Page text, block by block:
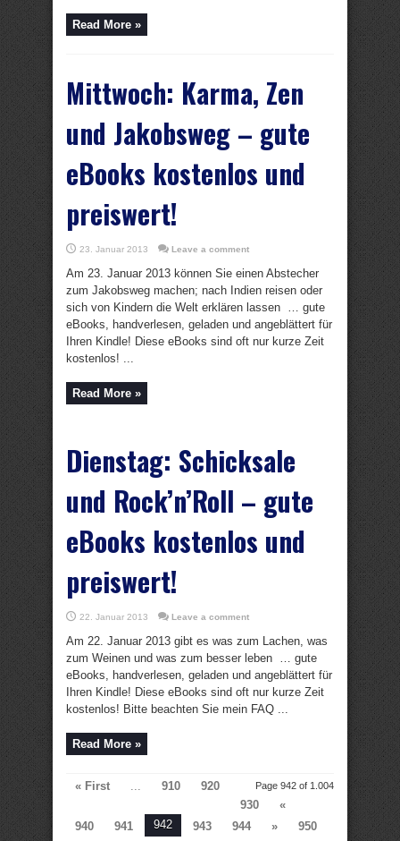
Read More »
Mittwoch: Karma, Zen
und Jakobsweg – gute
eBooks kostenlos und
preiswert!
23. Januar 2013 Leave a comment
Am 23. Januar 2013 können Sie einen Abstecher
zum Jakobsweg machen; nach Indien reisen oder
sich von Kindern die Welt erklären lassen … gute
eBooks, handverlesen, geladen und angeblättert für
Ihren Kindle! Diese eBooks sind oft nur kurze Zeit
kostenlos! ...
Read More »
Dienstag: Schicksale
und Rock’n’Roll – gute
eBooks kostenlos und
preiswert!
22. Januar 2013 Leave a comment
Am 22. Januar 2013 gibt es was zum Lachen, was
zum Weinen und was zum besser leben … gute
eBooks, handverlesen, geladen und angeblättert für
Ihren Kindle! Diese eBooks sind oft nur kurze Zeit
kostenlos! Bitte beachten Sie mein FAQ ...
Read More »
Page 942 of 1.004
« First ... 910
920
930
«
940
941 942 943 944 »
950